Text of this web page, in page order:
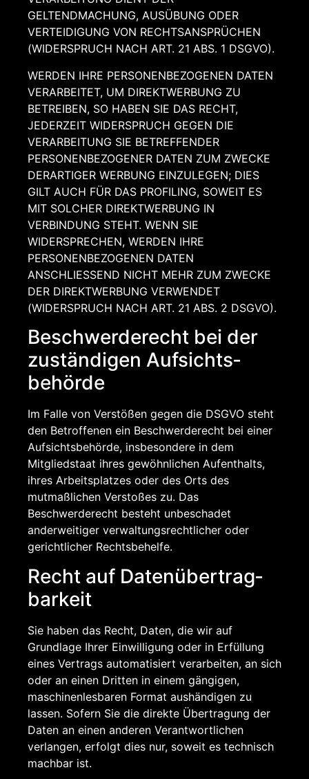
GELTENDMACHUNG, AUSÜBUNG ODER
VERTEIDIGUNG VON RECHTSANSPRÜCHEN
(WIDERSPRUCH NACH ART. 21 ABS. 1 DSGVO).
WERDEN IHRE PERSONENBEZOGENEN DATEN
VERARBEITET, UM DIREKTWERBUNG ZU
BETREIBEN, SO HABEN SIE DAS RECHT,
JEDERZEIT WIDERSPRUCH GEGEN DIE
VERARBEITUNG SIE BETREFFENDER
PERSONENBEZOGENER DATEN ZUM ZWECKE
DERARTIGER WERBUNG EINZULEGEN; DIES
GILT AUCH FÜR DAS PROFILING, SOWEIT ES
MIT SOLCHER DIREKTWERBUNG IN
VERBINDUNG STEHT. WENN SIE
WIDERSPRECHEN, WERDEN IHRE
PERSONENBEZOGENEN DATEN
ANSCHLIESSEND NICHT MEHR ZUM ZWECKE
DER DIREKTWERBUNG VERWENDET
(WIDERSPRUCH NACH ART. 21 ABS. 2 DSGVO).
Beschwerde­recht bei der
zuständigen Aufsichts­
behörde
Im Falle von Verstößen gegen die DSGVO steht
den Betroffenen ein Beschwerderecht bei einer
Aufsichtsbehörde, insbesondere in dem
Mitgliedstaat ihres gewöhnlichen Aufenthalts,
ihres Arbeitsplatzes oder des Orts des
mutmaßlichen Verstoßes zu. Das
Beschwerderecht besteht unbeschadet
anderweitiger verwaltungsrechtlicher oder
gerichtlicher Rechtsbehelfe.
Recht auf Daten­übertrag­
barkeit
Sie haben das Recht, Daten, die wir auf
Grundlage Ihrer Einwilligung oder in Erfüllung
eines Vertrags automatisiert verarbeiten, an sich
oder an einen Dritten in einem gängigen,
maschinenlesbaren Format aushändigen zu
lassen. Sofern Sie die direkte Übertragung der
Daten an einen anderen Verantwortlichen
verlangen, erfolgt dies nur, soweit es technisch
machbar ist.